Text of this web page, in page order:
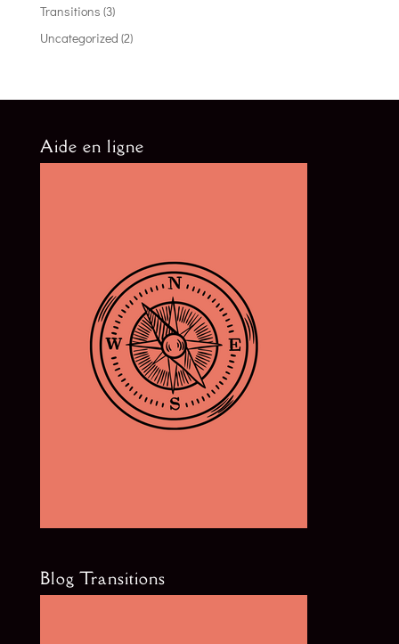
Transitions (3)
Uncategorized (2)
Aide en ligne
Blog Transitions